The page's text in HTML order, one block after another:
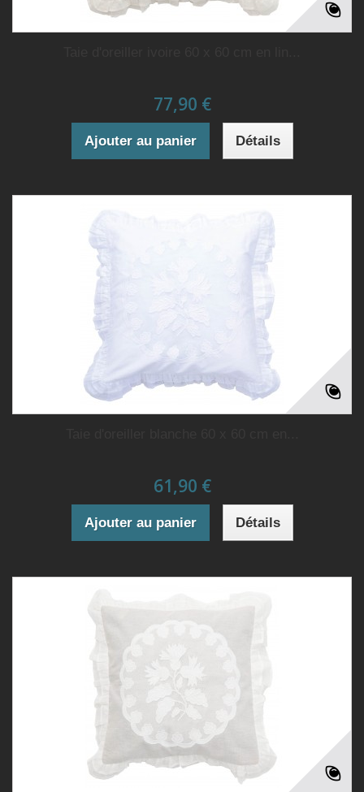
77,90 €
Ajouter au panier Détails
61,90 €
Ajouter au panier Détails